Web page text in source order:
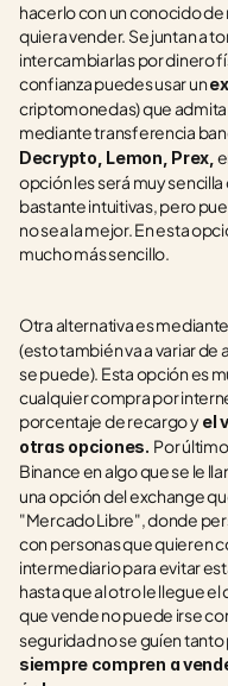
hacerlo con un conocido
quiera vender. Se juntan a
intercambiarlas por dinero
confianza puedes usar un
criptomonedas) que
mediante transferencia
Decrypto, Lemon, Prex,
opción les será muy
bastante intuitivas, pero
no sea la mejor. En esta
mucho más sencillo.
Otra alternativa es
(esto también va a variar de
se puede). Esta opción es
cualquier compra por
porcentaje de recargo y el
otras opciones. Por
Binance en algo que se le
una opción del exchange
"Mercado Libre", donde
con personas que quieren
intermediario para evitar
hasta que al otro le llegue el
que vende no puede irse
siempre compren a